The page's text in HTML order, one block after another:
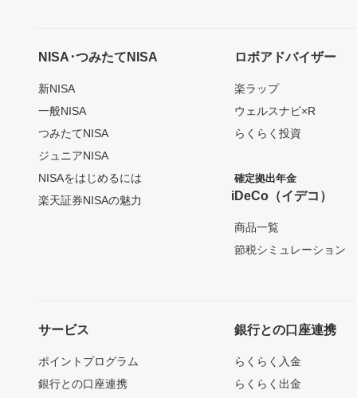
NISA･つみたてNISA
新NISA
一般NISA
つみたてNISA
ジュニアNISA
NISAをはじめるには
楽天証券NISAの魅力
ロボアドバイザー
楽ラップ
ウェルスナビ×R
らくらく投資
確定拠出年金
iDeCo（イデコ）
商品一覧
節税シミュレーション
サービス
ポイントプログラム
銀行との口座連携
銀行との口座連携
らくらく入金
らくらく出金